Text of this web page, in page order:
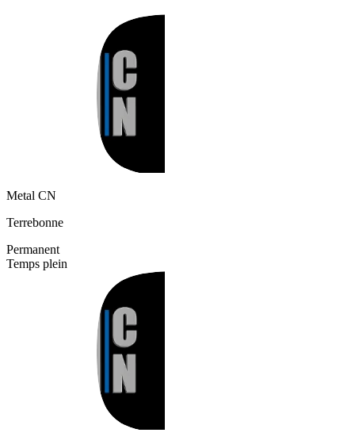
Metal CN
Terrebonne
Permanent
Temps plein